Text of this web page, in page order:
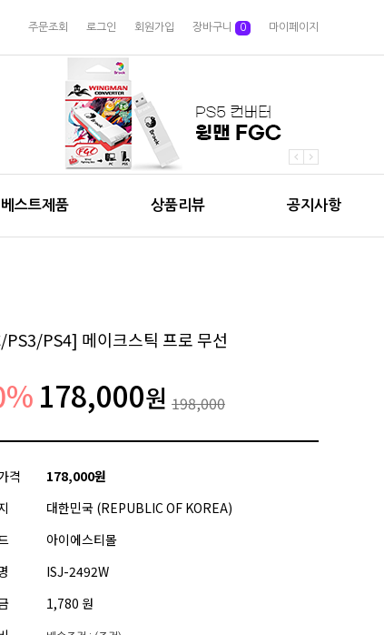
주문조회 로그인 회원가입 장바구니 0 마이페이지
베스트제품 상품리뷰 공지사항
PS3/PS4] 메이크스틱 프로 무선
%178,000원 198,000
격
178,000원
대한민국 (REPUBLIC OF KOREA)
아이에스티몰
ISJ-2492W
1,780 원